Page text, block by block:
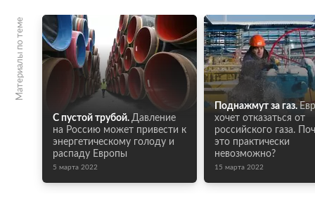
Материалы по теме
С пустой трубой. Давление
на Россию может привести к
энергетическому голоду и
распаду Европы
5 марта 2022
Поднажмут за газ.
хочет отказаться от
российского газа.
это практически
невозможно?
15 марта 2022